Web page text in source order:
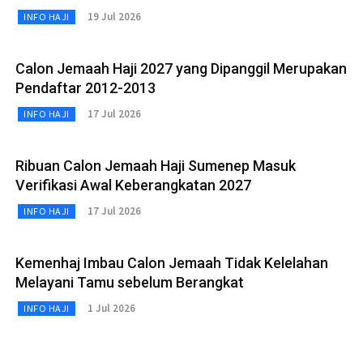
INFO HAJI 19 Jul 2026
Calon Jemaah Haji 2027 yang Dipanggil Merupakan
Pendaftar 2012-2013
INFO HAJI 17 Jul 2026
Ribuan Calon Jemaah Haji Sumenep Masuk
Verifikasi Awal Keberangkatan 2027
INFO HAJI 17 Jul 2026
Kemenhaj Imbau Calon Jemaah Tidak Kelelahan
Melayani Tamu sebelum Berangkat
INFO HAJI 1 Jul 2026